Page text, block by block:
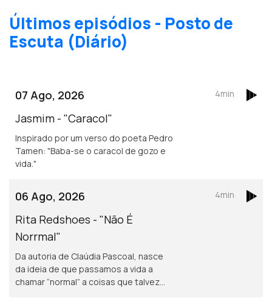
Últimos episódios - Posto de
Escuta (Diário)
07 Ago, 2026
Jasmim - "Caracol"
Inspirado por um verso do poeta Pedro
Tamen: "Baba-se o caracol de gozo e
vida."
4min
06 Ago, 2026
Rita Redshoes - "Não É
Norrmal"
Da autoria de Claúdia Pascoal, nasce
da ideia de que passamos a vida a
chamar “normal” a coisas que talvez
4min